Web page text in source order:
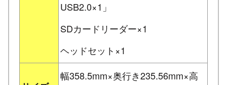
USB2.0×1」
SDカードリーダー×1
ヘッドセット×1
幅358.5mm×奥行き235.56mm×高